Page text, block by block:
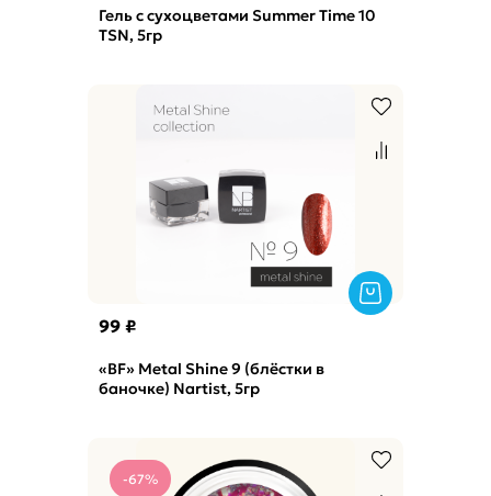
Гель с сухоцветами Summer Time 10
TSN, 5гр
99 ₽
«BF» Metal Shine 9 (блёстки в
баночке) Nartist, 5гр
-67%